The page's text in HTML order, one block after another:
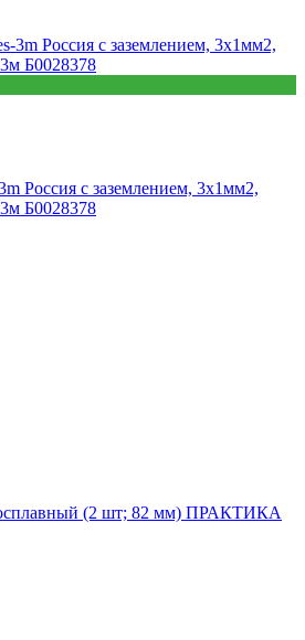
Россия с заземлением, 3x1мм2,
Б0028378
(2 шт; 82 мм) ПРАКТИКА